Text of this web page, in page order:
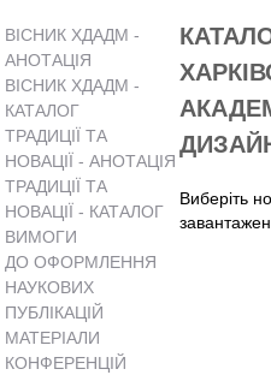
ВІСНИК ХДАДМ -
АНОТАЦІЯ
ВІСНИК ХДАДМ -
КАТАЛОГ
ТРАДИЦІЇ ТА
НОВАЦІЇ - АНОТАЦІЯ
ТРАДИЦІЇ ТА
НОВАЦІЇ - КАТАЛОГ
ВИМОГИ
ДО ОФОРМЛЕННЯ
НАУКОВИХ
ПУБЛІКАЦІЙ
МАТЕРІАЛИ
КОНФЕРЕНЦІЙ
Виберіть